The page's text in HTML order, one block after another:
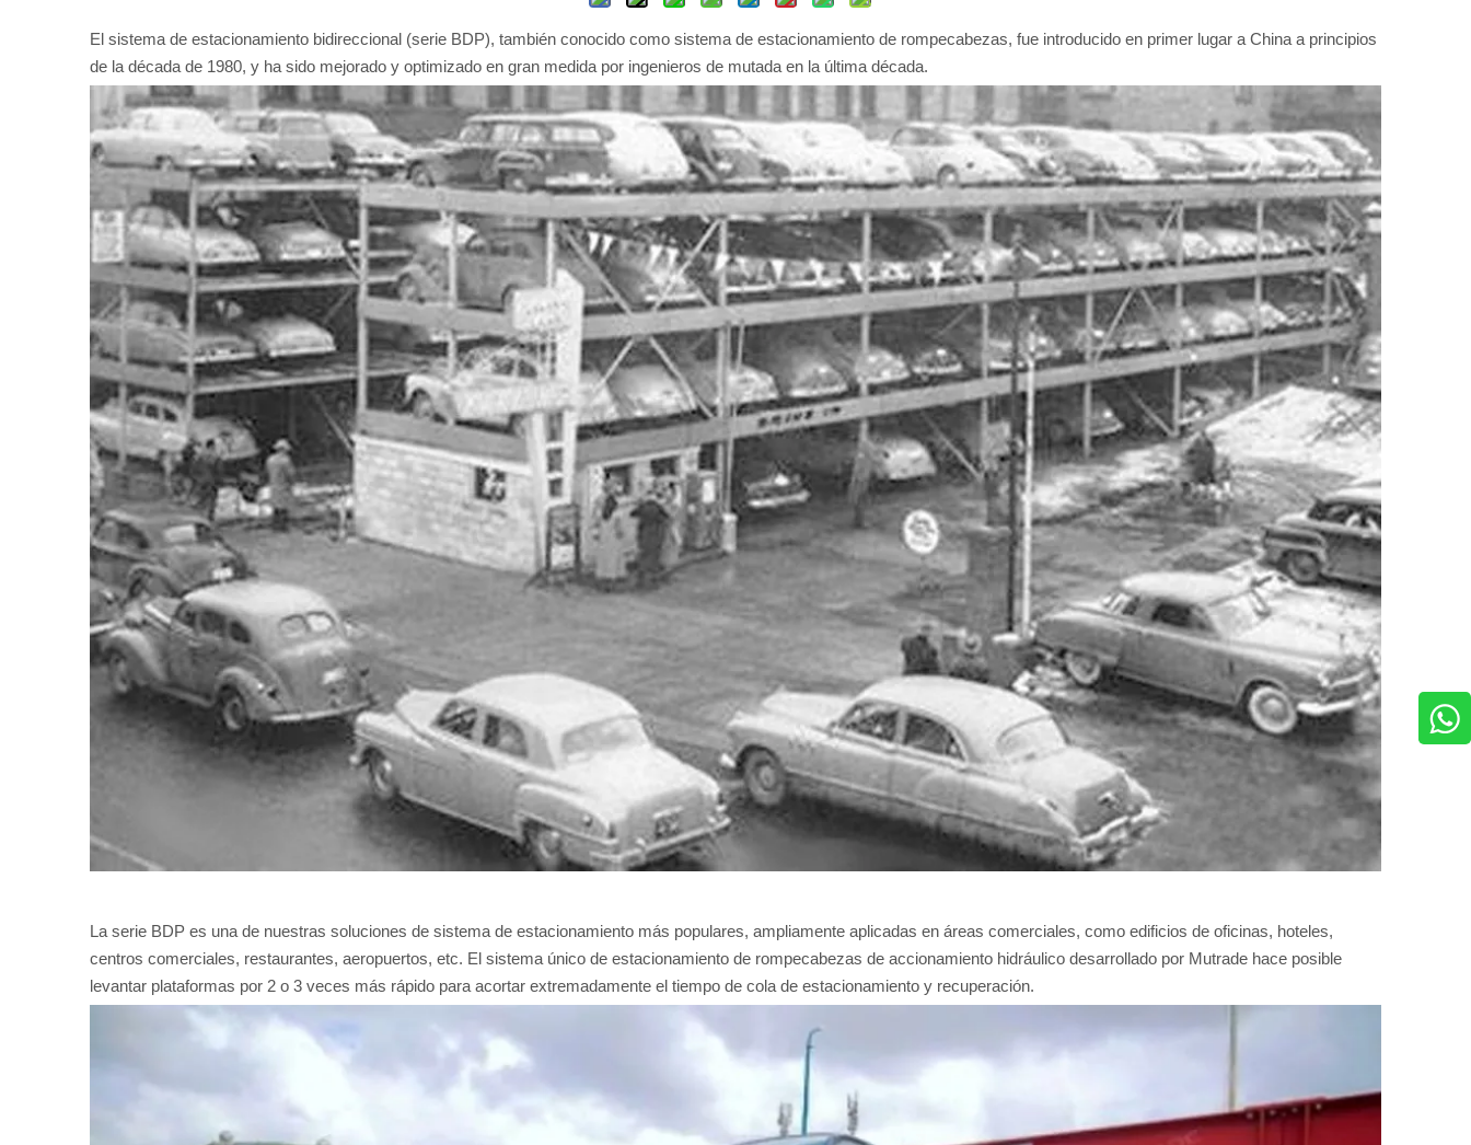
El sistema de estacionamiento bidireccional (serie BDP), también conocido como sistema de estacionamiento de rompecabezas, fue introducido en primer lugar a China a principios
de la década de 1980, y ha sido mejorado y optimizado en gran medida por ingenieros de mutada en la última década.
La serie BDP es una de nuestras soluciones de sistema de estacionamiento más populares, ampliamente aplicadas en áreas comerciales, como edificios de oficinas, hoteles,
centros comerciales, restaurantes, aeropuertos, etc. El sistema único de estacionamiento de rompecabezas de accionamiento hidráulico desarrollado por Mutrade hace posible
levantar plataformas por 2 o 3 veces más rápido para acortar extremadamente el tiempo de cola de estacionamiento y recuperación.